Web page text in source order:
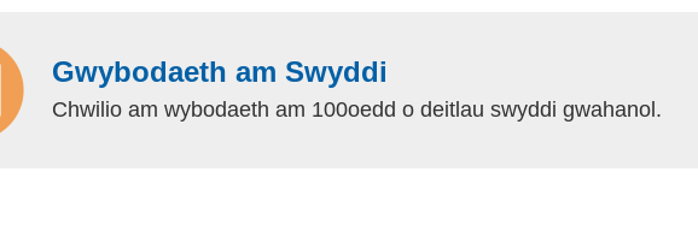
Gwybodaeth am Swyddi
Chwilio am wybodaeth am 100oedd o deitlau swyddi gwahanol.